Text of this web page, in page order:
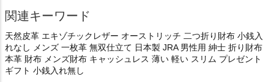
関連キーワード
天然皮革 エキゾチックレザー オーストリッチ 二つ折り財布 小銭入
れなし メンズ 一枚革 無双仕立て 日本製 JRA 男性用 紳士 折り財布
本革 財布 メンズ財布 キャッシュレス 薄い 軽い スリム プレゼント
ギフト 小銭入れ無し